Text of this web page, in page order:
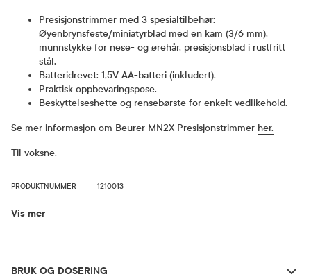
Presisjonstrimmer med 3 spesialtilbehør:
Øyenbrynsfeste/miniatyrblad med en kam (3/6 mm),
munnstykke for nese- og ørehår, presisjonsblad i rustfritt
stål.
Batteridrevet: 1,5V AA-batteri (inkludert).
Praktisk oppbevaringspose.
Beskyttelseshette og rensebørste for enkelt vedlikehold.
Se mer informasjon om Beurer MN2X Presisjonstrimmer her.
Til voksne.
PRODUKTNUMMER 1210013
Vis mer
BRUK OG DOSERING